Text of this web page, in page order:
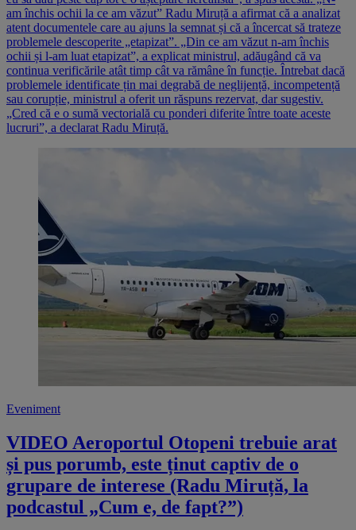
am închis ochii la ce am văzut” Radu Miruță a afirmat că a analizat
atent documentele care au ajuns la semnat și că a încercat să trateze
problemele descoperite „etapizat”. „Din ce am văzut n-am închis
ochii și l-am luat etapizat”, a explicat ministrul, adăugând că va
continua verificările atât timp cât va rămâne în funcție. Întrebat dacă
problemele identificate țin mai degrabă de neglijență, incompetență
sau corupție, ministrul a oferit un răspuns rezervat, dar sugestiv.
„Cred că e o sumă vectorială cu ponderi diferite între toate aceste
lucruri”, a declarat Radu Miruță.
Eveniment
VIDEO Aeroportul Otopeni trebuie arat
și pus porumb, este ținut captiv de o
grupare de interese (Radu Miruță, la
podcastul „Cum e, de fapt?”)